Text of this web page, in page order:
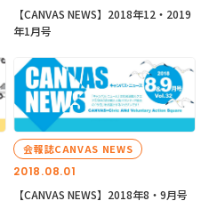
【CANVAS NEWS】2018年12・2019
年1月号
2018.08.01
会報誌CANVAS NEWS
【CANVAS NEWS】2018年8・9月号